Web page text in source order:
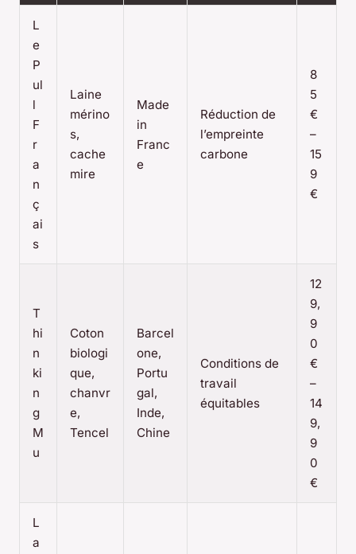
L
e
P
ul
l
F
r
a
n
ç
ai
s
Laine
mérino
s,
cache
mire
Made
in
Franc
e
Réduction de
l’empreinte
carbone
8
5
€
–
15
9
€
T
hi
n
ki
n
g
M
u
Coton
biologi
que,
chanvr
e,
Tencel
Barcel
one,
Portu
gal,
Inde,
Chine
Conditions de
travail
équitables
12
9,
9
0
€
–
14
9,
9
0
€
L
a